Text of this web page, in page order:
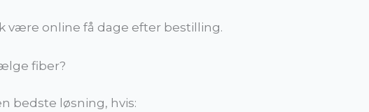
være online få dage efter bestilling.
fiber?
bedste løsning, hvis: